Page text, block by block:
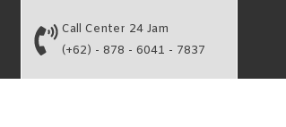
Call Center 24 Jam
(+62) - 878 - 6041 - 7837